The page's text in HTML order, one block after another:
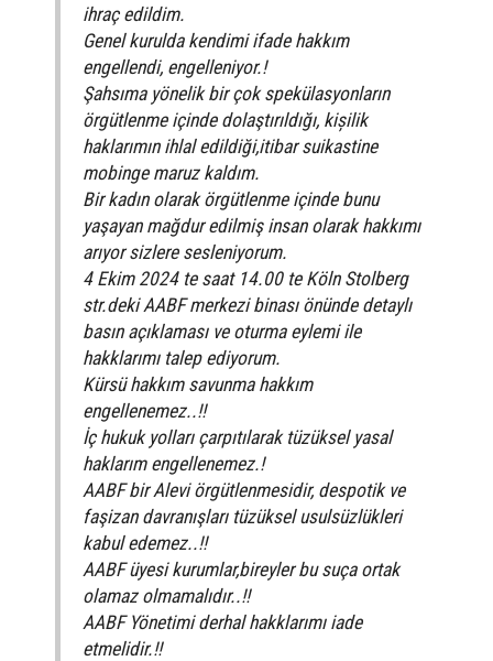
ihraç edildim.
Genel kurulda kendimi ifade hakkım
engellendi, engelleniyor.!
Şahsıma yönelik bir çok spekülasyonların
örgütlenme içinde dolaştırıldığı, kișilik
haklarımın ihlal edildiği,itibar suikastine
mobinge maruz kaldım.
Bir kadın olarak örgütlenme içinde bunu
yaşayan mağdur edilmiş insan olarak hakkımı
arıyor sizlere sesleniyorum.
4 Ekim 2024 te saat 14.00 te Köln Stolberg
str.deki AABF merkezi binası önünde detaylı
basın açıklaması ve oturma eylemi ile
hakklarımı talep ediyorum.
Kürsü hakkım savunma hakkım
engellenemez..!!
İç hukuk yolları çarpıtılarak tüzüksel yasal
haklarım engellenemez.!
AABF bir Alevi örgütlenmesidir, despotik ve
faşizan davranışları tüzüksel usulsüzlükleri
kabul edemez..!!
AABF üyesi kurumlar,bireyler bu suça ortak
olamaz olmamalıdır..!!
AABF Yönetimi derhal hakklarımı iade
etmelidir.!!